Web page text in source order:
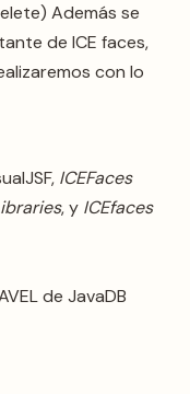
Además se
de ICE faces,
con lo
ICEFaces
, y ICEfaces
de JavaDB